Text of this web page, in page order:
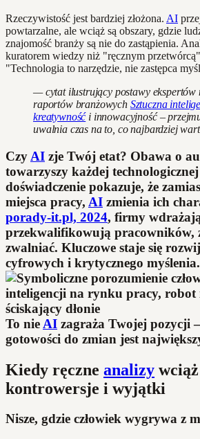
Rzeczywistość jest bardziej złożona. AI
powtarzalne, ale wciąż są obszary, gdzie
znajomość branży są nie do zastąpienia.
kuratorem wiedzy niż "ręcznym
"Technologia to narzędzie, nie zastępca
— cytat ilustrujący postawy ekspertów
raportów branżowych Sztuczna
kreatywnośći innowacyjność –
uwalnia czas na to, co najbardziej
Czy AI zje Twój etat? Obawa o
towarzyszy każdej
doświadczenie pokazuje, że
miejsca pracy, AI zmienia ich
porady-it.pl, 2024, firmy
przekwalifikowują pracowników,
zwalniać. Kluczowe staje się
cyfrowych i krytycznego myślenia.
To nie AI zagraża Twojej pozycji
gotowości do zmian jest
Kiedy ręczne analizy
kontrowersje i wyjątki
Nisze, gdzie człowiek wygrywa z